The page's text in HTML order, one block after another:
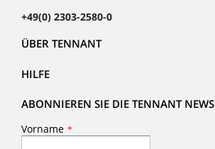
+49(0) 2303-2580-0
ÜBER TENNANT
HILFE
ABONNIEREN SIE DIE TENNANT NEWS